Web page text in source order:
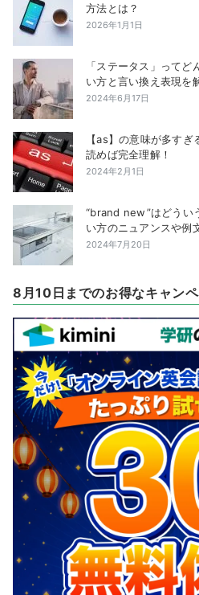
方法とは？
2026年1月1日
「ステータス」って
い方と言い換え表現を
2024年6月17日
【as】の意味が多すぎ
読めば完全理解！
2024年2月1日
“brand new”はどうい
い方のニュアンスや例
2024年7月20日
8月10日までのお得なキャン